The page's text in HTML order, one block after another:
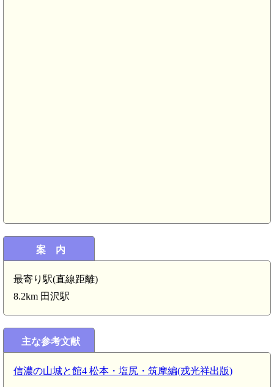
案 内
最寄り駅(直線距離)
8.2km 田沢駅
主な参考文献
信濃の山城と館4 松本・塩尻・筑摩編(戎光祥出版)